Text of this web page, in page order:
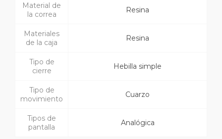
Material de
la correa
Resina
Materiales
de la caja
Resina
Tipo de
cierre
Hebilla simple
Tipo de
movimiento
Cuarzo
Tipos de
pantalla
Analógica